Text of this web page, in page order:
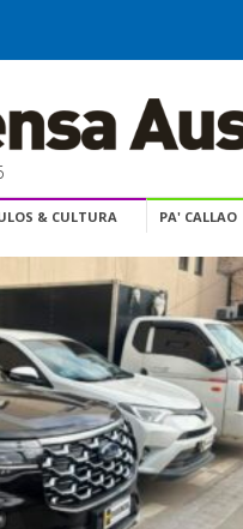
& CULTURA PA' CALLAO